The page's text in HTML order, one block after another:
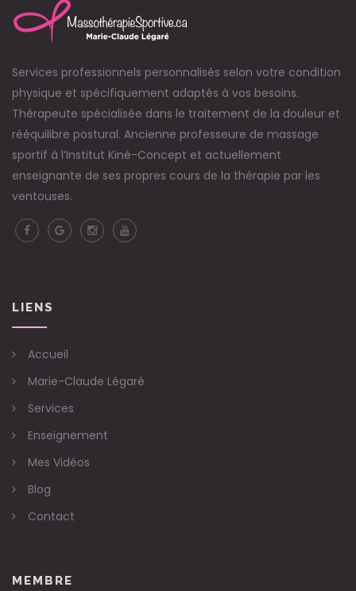
Services professionnels personnalisés selon votre condition
physique et spécifiquement adaptés à vos besoins.
Thérapeute spécialisée dans le traitement de la douleur et
rééquilibre postural. Ancienne professeure de massage
sportif à l’Institut Kiné-Concept et actuellement
enseignante de ses propres cours de la thérapie par les
ventouses.
LIENS
Accueil
Marie-Claude Légaré
Services
Enseignement
Mes Vidéos
Blog
Contact
MEMBRE